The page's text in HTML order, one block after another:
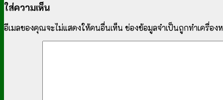
ใส่ความเห็น
อีเมลของคุณจะไม่แสดงให้คนอื่นเห็น ช่องข้อมูลจำเป็นถูกทำเครื่อง